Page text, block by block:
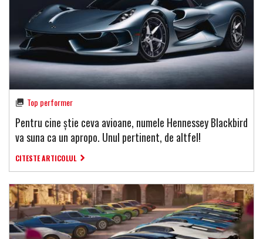
Top performer
Pentru cine știe ceva avioane, numele Hennessey Blackbird
va suna ca un apropo. Unul pertinent, de altfel!
CITESTE ARTICOLUL